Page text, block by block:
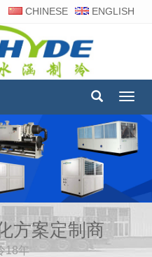
CHINESE ENGLISH
菜
方案定制商
18年